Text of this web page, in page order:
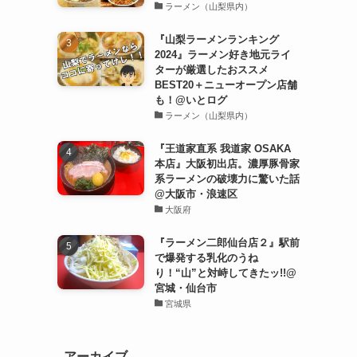
ラーメン（山梨県内）
『山梨ラーメンランキング
2024』ラーメン好き地元ライ
ターが厳選したおススメ
BEST20＋ニューオープン店舗
も！@いとログ
ラーメン（山梨県内）
『王道家直系 我道家 OSAKA
本店』大阪初出店。濃厚豚骨家
系ラーメンの破壊力に驚いた話
@大阪市・浪速区
大阪府
『ラーメン二郎仙台店２』駅前
で爆発する乳化のうね
り！“山”と対峙してきたッ!!@
宮城・仙台市
宮城県